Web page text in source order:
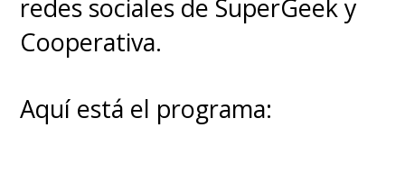
redes sociales de SuperGeek y
Cooperativa.
Aquí está el programa: